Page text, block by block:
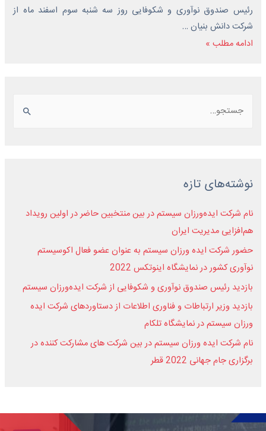
رئیس صندوق نوآوری و شکوفایی روز سه شنبه سوم اسفند ماه از
شرکت دانش بنیان …
ادامه مطلب »
نوشته‌های تازه
نام شرکت ایده‌ورزان سیستم در بین منتخبین حاضر در اولین رویداد
هم‌افزایی مدیریت ایران
حضور شرکت ایده ورزان سیستم به عنوان عضو فعال اکوسیستم
نوآوری کشور در نمایشگاه اینوتکس 2022
بازدید رئیس صندوق نوآوری و شکوفایی از شرکت ایده‌ورزان سیستم
بازدید وزیر ارتباطات و فناوری اطلاعات از دستاوردهای شرکت ایده
ورزان سیستم در نمایشگاه تلکام
نام شرکت ایده ورزان سیستم در بین شرکت های مشارکت کننده در
برگزاری جام جهانی 2022 قطر